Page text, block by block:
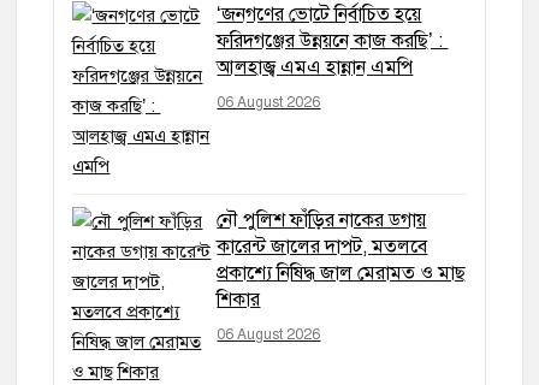
‘জনগণের ভোটে নির্বাচিত হয়ে
ফরিদগঞ্জের উন্নয়নে কাজ করছি’ :
আলহাজ্ব এমএ হান্নান এমপি
06 August 2026
নৌ পুলিশ ফাঁড়ির নাকের ডগায়
কারেন্ট জালের দাপট, মতলবে
প্রকাশ্যে নিষিদ্ধ জাল মেরামত ও মাছ
শিকার
06 August 2026